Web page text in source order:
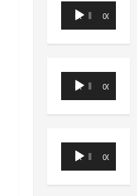
Lecteur
audio
00:00 00:00
Lecteur
audio
00:00 00:00
Lecteur
audio
00:00 00:00